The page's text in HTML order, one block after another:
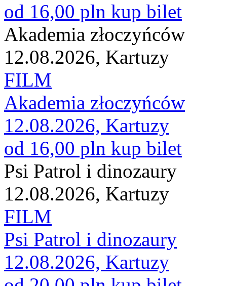
od 16,00 pln kup bilet
Akademia złoczyńców
12.08.2026, Kartuzy
FILM
Akademia złoczyńców
12.08.2026, Kartuzy
od 16,00 pln kup bilet
Psi Patrol i dinozaury
12.08.2026, Kartuzy
FILM
Psi Patrol i dinozaury
12.08.2026, Kartuzy